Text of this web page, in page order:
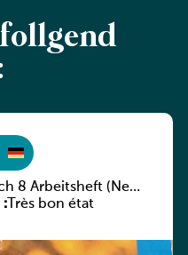
8 Arbeitsheft (Neue
:Très bon état